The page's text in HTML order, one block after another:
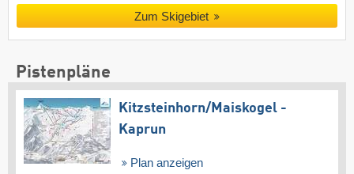
Zum Skigebiet
Pistenpläne
Kitzsteinhorn/​Maiskogel -
Kaprun
Plan anzeigen